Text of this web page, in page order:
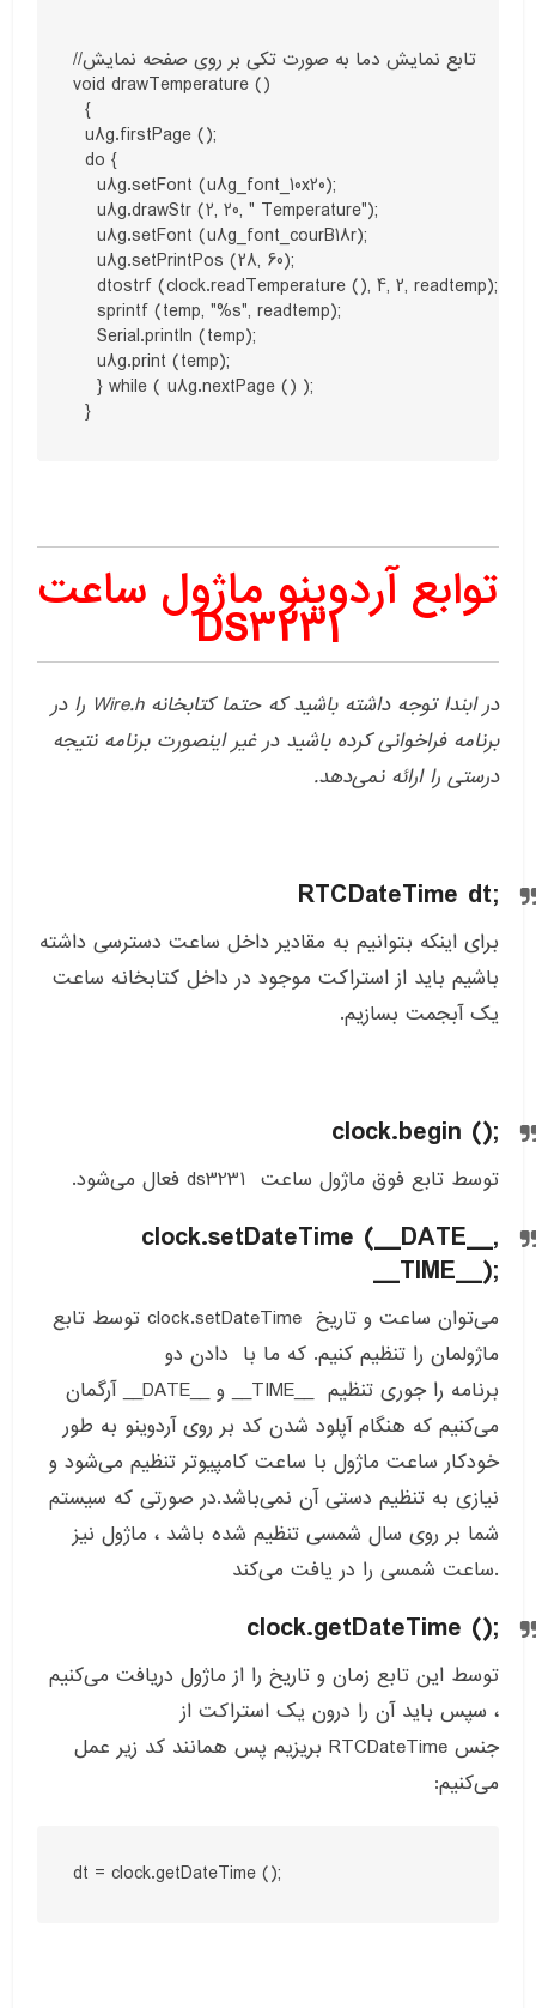
//تابع نمایش دما به صورت تکی بر روی صفحه نمایش
void drawTemperature ()
  {
  u8g.firstPage ();
  do {
    u8g.setFont (u8g_font_10x20);
    u8g.drawStr (2, 20, " Temperature");
    u8g.setFont (u8g_font_courB18r);
    u8g.setPrintPos (28, 60);
    dtostrf (clock.readTemperature (), 4, 2, readtemp);
    sprintf (temp, "%s", readtemp);
    Serial.println (temp);
    u8g.print (temp);
    } while ( u8g.nextPage () );
  }
توابع آردوینو ماژول ساعت
DS3231
در ابندا توجه داشته باشید که حتما کتابخانه Wire.h را در
برنامه فراخوانی کرده باشید در غیر اینصورت برنامه نتیجه
درستی را ارائه نمی‌دهد.
RTCDateTime dt;
برای اینکه بتوانیم به مقادیر داخل ساعت دسترسی داشته
باشیم باید از استراکت موجود در داخل کتابخانه ساعت
یک آبجمت بسازیم.
clock.begin ();
توسط تابع فوق ماژول ساعت ds3231 فعال می‌شود.
clock.setDateTime (__DATE__,
__TIME__);
توسط تابع clock.setDateTime می‌توان ساعت و تاریخ
ماژولمان را تنظیم کنیم. که ما با دادن دو
آرگمان __DATE__ و __TIME__ برنامه را جوری تنظیم
می‌کنیم که هنگام آپلود شدن کد بر روی آردوینو به طور
خودکار ساعت ماژول با ساعت کامپیوتر تنظیم می‌شود و
نیازی به تنظیم دستی آن نمی‌باشد.در صورتی که سیستم
شما بر روی سال شمسی تنظیم شده باشد ، ماژول نیز
ساعت شمسی را در یافت می‌کند.
clock.getDateTime ();
توسط این تابع زمان و تاریخ را از ماژول دریافت می‌کنیم
، سپس باید آن را درون یک استراکت از
جنس RTCDateTime بریزیم پس همانند کد زیر عمل
می‌کنیم:
dt = clock.getDateTime ();